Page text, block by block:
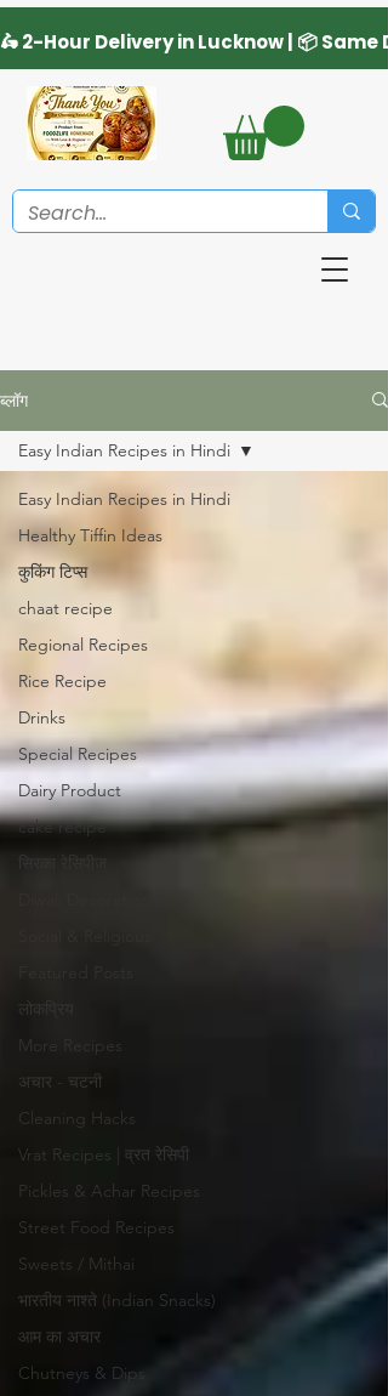
ब्लॉग
Easy Indian Recipes in Hindi
Healthy Tiffin Ideas
कुकिंग टिप्स
chaat recipe
Regional Recipes
Rice Recipe
Drinks
Special Recipes
Dairy Product
cake recipe
सिरका रेसिपीज
लोकप्रिय
More Recipes
अचार - चटनी
Cleaning Hacks
Vrat Recipes | व्रत रेसिपी
Pickles & Achar Recipes
Street Food Recipes
Sweets / Mithai
भारतीय नाश्ते (Indian Snacks)
आम का अचार
Chutneys & Dips
Easy Indian Recipes in Hindi